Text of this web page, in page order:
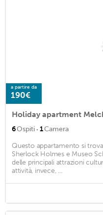
a partire da
190€
6Ospiti · 1Camera
Questo appartamento si
Sherlock Holmes e Museo
delle principali attrazioni
attività, invece, ...